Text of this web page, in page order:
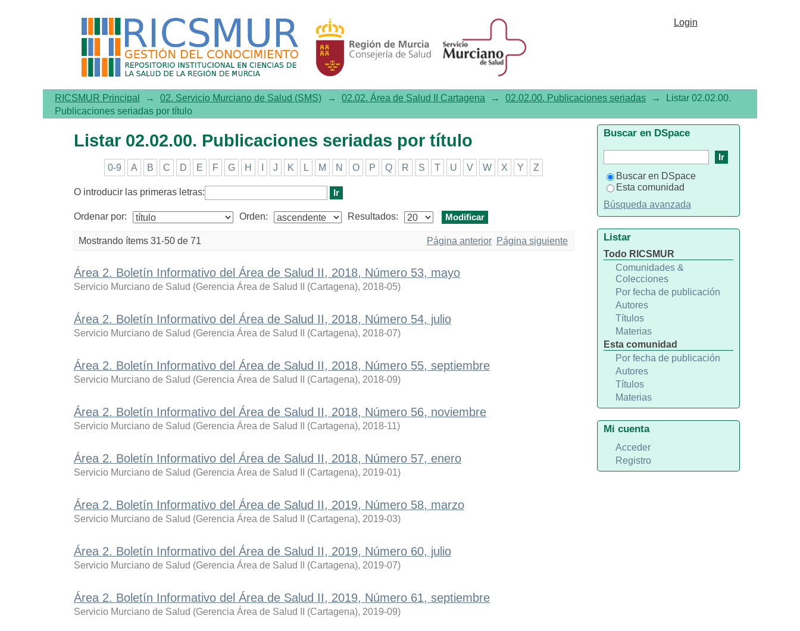
Listar 02.02.00. Publicaciones seriadas por título Login
RICSMUR Principal → 02. Servicio Murciano de Salud (SMS) → 02.02. Área de Salud II Cartagena → 02.02.00. Publicaciones seriadas →
Listar 02.02.00.
Publicaciones seriadas por título
Listar 02.02.00. Publicaciones seriadas por título
0-9 A B C D E F G H J K L M N O P Q R S T U V W X Y Z
O introducir las primeras letras:
Ordenar por: Orden: Resultados:
Mostrando ítems 31-50 de 71 Página anterior Página siguiente
Área 2. Boletín Informativo del Área de Salud II, 2018, Número 53, mayo
Servicio Murciano de Salud (Gerencia Área de Salud II (Cartagena), 2018-05)
Área 2. Boletín Informativo del Área de Salud II, 2018, Número 54, julio
Servicio Murciano de Salud (Gerencia Área de Salud II (Cartagena), 2018-07)
Área 2. Boletín Informativo del Área de Salud II, 2018, Número 55, septiembre
Servicio Murciano de Salud (Gerencia Área de Salud II (Cartagena), 2018-09)
Área 2. Boletín Informativo del Área de Salud II, 2018, Número 56, noviembre
Servicio Murciano de Salud (Gerencia Área de Salud II (Cartagena), 2018-11)
Área 2. Boletín Informativo del Área de Salud II, 2018, Número 57, enero
Servicio Murciano de Salud (Gerencia Área de Salud II (Cartagena), 2019-01)
Área 2. Boletín Informativo del Área de Salud II, 2019, Número 58, marzo
Servicio Murciano de Salud (Gerencia Área de Salud II (Cartagena), 2019-03)
Área 2. Boletín Informativo del Área de Salud II, 2019, Número 60, julio
Servicio Murciano de Salud (Gerencia Área de Salud II (Cartagena), 2019-07)
Área 2. Boletín Informativo del Área de Salud II, 2019, Número 61, septiembre
Servicio Murciano de Salud (Gerencia Área de Salud II (Cartagena), 2019-09)
Buscar en DSpace
Buscar en DSpace
Esta comunidad
Búsqueda avanzada
Listar
Todo RICSMUR
Comunidades &
Colecciones
Por fecha de publicación
Autores
Títulos
Materias
Esta comunidad
Por fecha de publicación
Autores
Títulos
Materias
Mi cuenta
Acceder
Registro